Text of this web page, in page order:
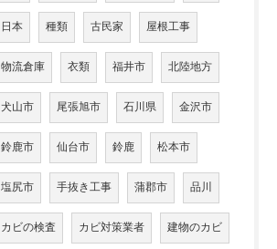
日本 種類 古民家 屋根工事
物流倉庫 衣類 福井市 北陸地方
犬山市 尾張旭市 石川県 金沢市
鈴鹿市 仙台市 鈴鹿 松本市
塩尻市 手抜き工事 蒲郡市 品川
カビの検査 カビ対策業者 建物のカビ